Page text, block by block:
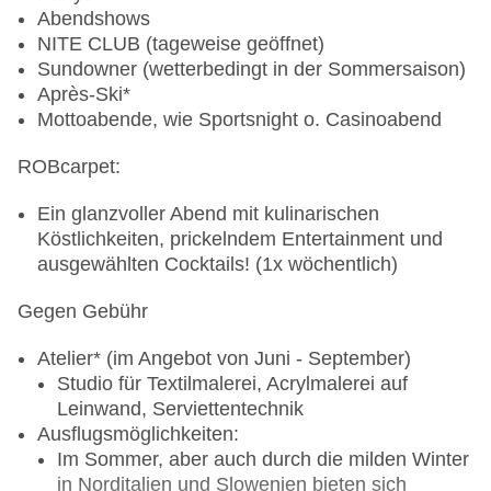
*Die mit einem * gekennzeichneten Leistungen können vor
Ort bei einem Fremdunternehmen gebucht werden. Es
handelt sich hierbei nicht um Leistungen von ROBINSON
oder deinem Reiseveranstalter!
Kurse und Leistungen für Erwachsene:
International Catamaran und Sailing Basic
Licence VDWS
Auffrischungs- bzw. Umsteigerkurs nach längerer
Pause oder Umsteigerkurs für
Privatstunde
Kurse und Leistungen für Kinder:
Kinder Jollensegeln: VDWS-Jollen-Juniorkurs (ab
Kinder Katamaransegeln: VDWS-Katamaran-
Juniorkurs (ab 10 Jahren)
Windsurfen *
Revier und Ausstattung:
Abendshows
NITE CLUB (tageweise geöffnet)
Sundowner (wetterbedingt in der Sommersaison)
Après-Ski*
Mottoabende, wie Sportsnight o. Casinoabend
ROBcarpet:
Ein glanzvoller Abend mit kulinarischen
Köstlichkeiten, prickelndem Entertainment und
ausgewählten Cocktails! (1x wöchentlich)
Gegen Gebühr
Atelier* (im Angebot von Juni - September)
Studio für Textilmalerei, Acrylmalerei auf
Leinwand, Serviettentechnik
Ausflugsmöglichkeiten:
Im Sommer, aber auch durch die milden Winter
in Norditalien und Slowenien bieten sich